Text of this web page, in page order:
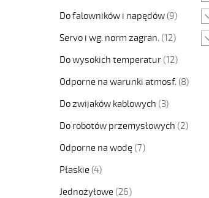
Do falowników i napędów (9)
Servo i wg. norm zagran. (12)
Do wysokich temperatur (12)
Odporne na warunki atmosf. (8)
Do zwijaków kablowych (3)
Do robotów przemysłowych (2)
Odporne na wodę (7)
Płaskie (4)
Jednożyłowe (26)